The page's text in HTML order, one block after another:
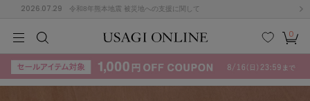
2026.07.29 令和8年熊本地震 被災地への支援に関して
検索
お気
に入
カー
ト
0
KIDSBABYBEAUTYLIFE STYLE
(715)
KIDSBABYBEAUTYLIFE STYLE